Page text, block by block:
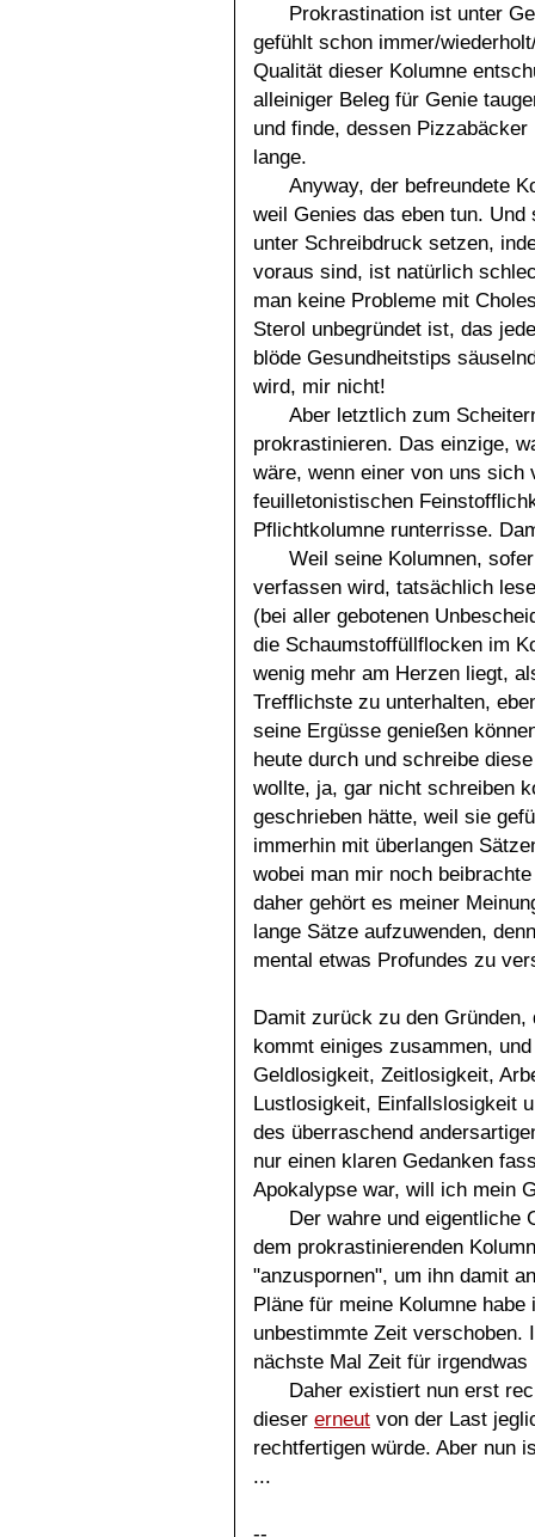
Prokrastination ist unter
gefühlt schon immer/
Qualität dieser Kolumne
alleiniger Beleg für Genie
und finde, dessen Pizzabäcker
lange.
Anyway, der befreundete
weil Genies das eben tun.
unter Schreibdruck setzen,
voraus sind, ist natürlich
man keine Probleme mit
Sterol unbegründet ist, das
blöde Gesundheitstips
wird, mir nicht!
Aber letztlich zum
prokrastinieren. Das einzige,
wäre, wenn einer von uns sich
feuilletonistischen
Pflichtkolumne runterrisse.
Weil seine Kolumnen,
verfassen wird, tatsächlich
(bei aller gebotenen
die Schaumstoffüllflocken im
wenig mehr am Herzen liegt,
Trefflichste zu unterhalten,
seine Ergüsse genießen
heute durch und schreibe
wollte, ja, gar nicht schreiben
geschrieben hätte, weil sie
immerhin mit überlangen
wobei man mir noch
daher gehört es meiner
lange Sätze aufzuwenden,
mental etwas Profundes zu
Damit zurück zu den
kommt einiges zusammen,
Geldlosigkeit, Zeitlosigkeit,
Lustlosigkeit, Einfallslosigkeit
des überraschend
nur einen klaren Gedanken
Apokalypse war, will ich mein
Der wahre und eigentliche
dem prokrastinierenden
"anzuspornen", um ihn damit
Pläne für meine Kolumne
unbestimmte Zeit verschoben.
nächste Mal Zeit für irgendwas
Daher existiert nun erst
dieser erneut von der Last
rechtfertigen würde. Aber nun
...